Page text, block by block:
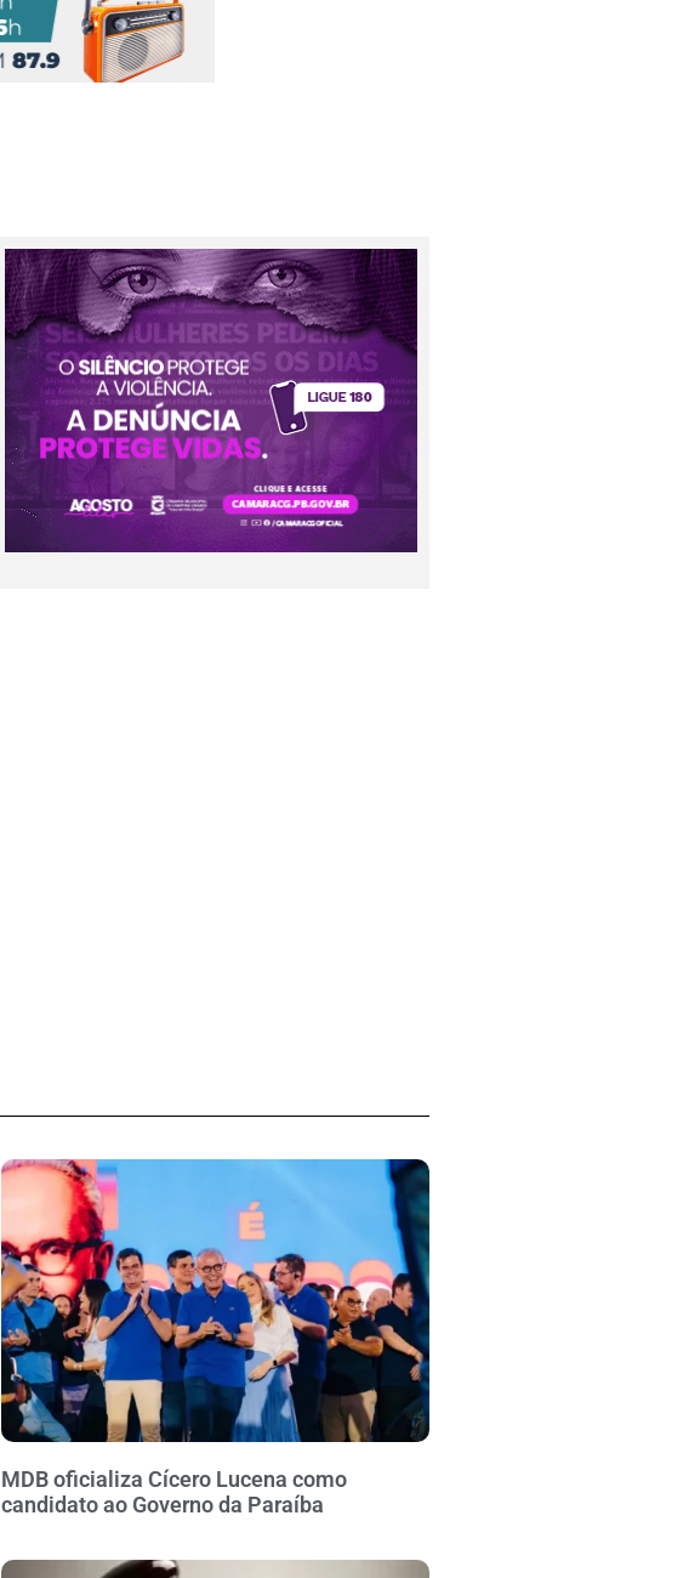
MDB oficializa Cícero Lucena como
candidato ao Governo da Paraíba